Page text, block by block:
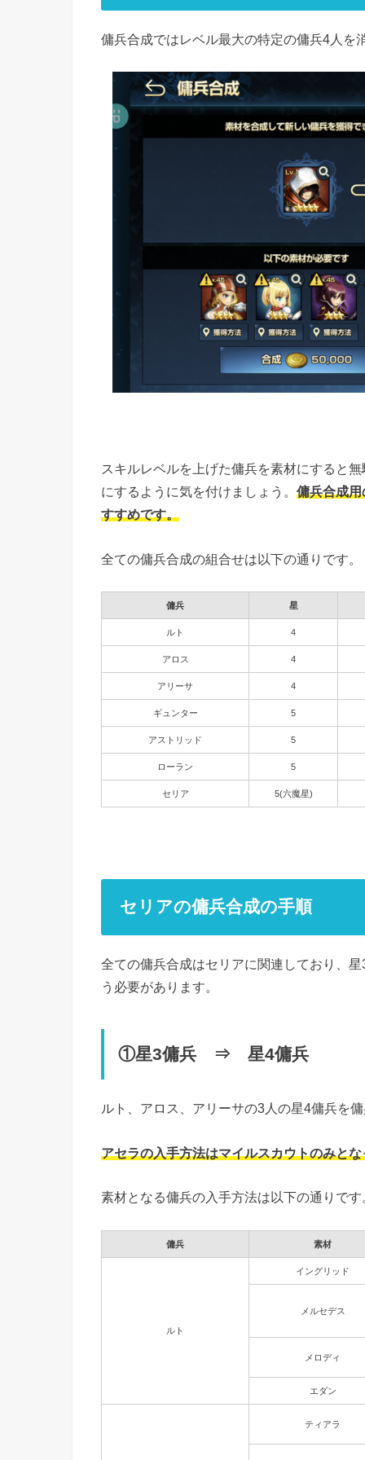
傭兵合成ではレベル最大の特定の傭兵4人を
スキルレベルを上げた傭兵を素材にすると
にするように気を付けましょう。 傭兵合成
すすめです。
全ての傭兵合成の組合せは以下の通りです
傭兵 星
ルト 4
アロス 4
アリーサ 4
ギュンター 5
アストリッド 5
ローラン 5
セリア 5(六魔星)
セリアの傭兵合成の手順
全ての傭兵合成はセリアに関連しており、
う必要があります。
①星3傭兵 ⇒ 星4傭兵
ルト、アロス、アリーサの3人の星4傭兵を
アセラの入手方法はマイルスカウトのみと
素材となる傭兵の入手方法は以下の通りです
傭兵 素材
ルト
イングリッド
メルセデス
メロディ
エダン
ティアラ